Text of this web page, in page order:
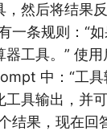
然后将结果
一条规则：“
工具。” 使
中：“工
工具输出，并
结果，现在回